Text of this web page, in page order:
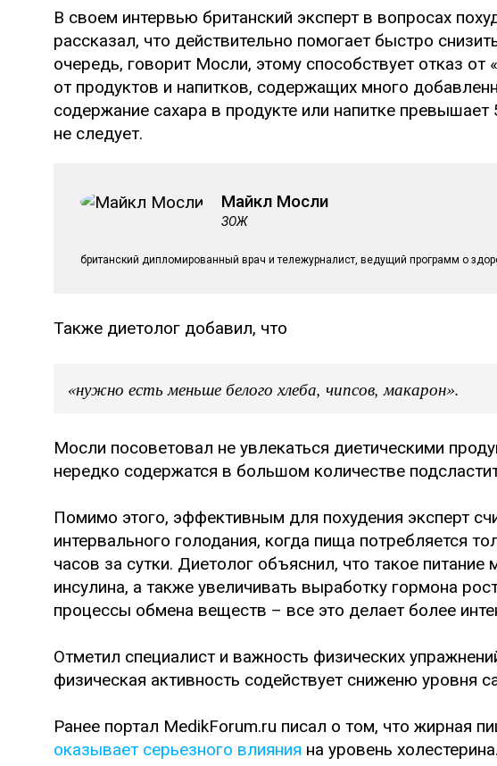
В своем интервью британский эксперт в вопросах
рассказал, что действительно помогает быстро
очередь, говорит Мосли, этому способствует отказ от
от продуктов и напитков, содержащих много
содержание сахара в продукте или напитке превышает
не следует.
Майкл Мосли
ЗОЖ
британский дипломированный врач и тележурналист, ведущий программ о
Также диетолог добавил, что
«нужно есть меньше белого хлеба, чипсов, макарон».
Мосли посоветовал не увлекаться диетическими
нередко содержатся в большом количестве
Помимо этого, эффективным для похудения эксперт
интервального голодания, когда пища потребляется
часов за сутки. Диетолог объяснил, что такое
инсулина, а также увеличивать выработку гормона
процессы обмена веществ – все это делает более
Отметил специалист и важность физических
физическая активность содействует сниженю уровня
Ранее портал MedikForum.ru писал о том, что жирная
оказывает серьезного влияния на уровень холестерина.